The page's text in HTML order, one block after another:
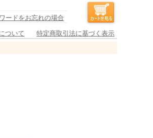
ードをお忘れの場合
ついて 特定商取引法に基づく表示